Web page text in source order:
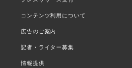
コンテンツ利用について
広告のご案内
記者・ライター募集
情報提供